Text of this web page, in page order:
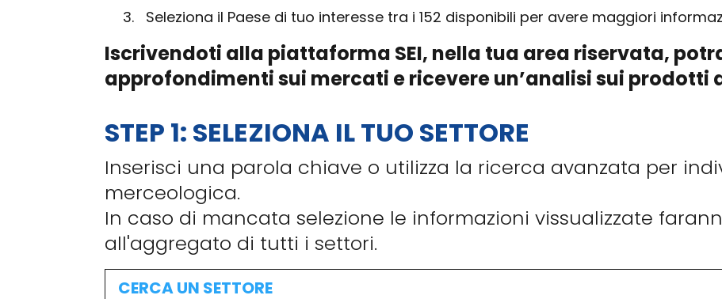
3.
Seleziona il Paese di tuo interesse tra i 152 disponibili per avere maggiori
Iscrivendoti alla piattaforma SEI, nella tua area riservata,
approfondimenti sui mercati e ricevere un’analisi sui prodotti
STEP 1: SELEZIONA IL TUO SETTORE
Inserisci una parola chiave o utilizza la ricerca avanzata per
merceologica.
In caso di mancata selezione le informazioni vissualizzate
all'aggregato di tutti i settori.